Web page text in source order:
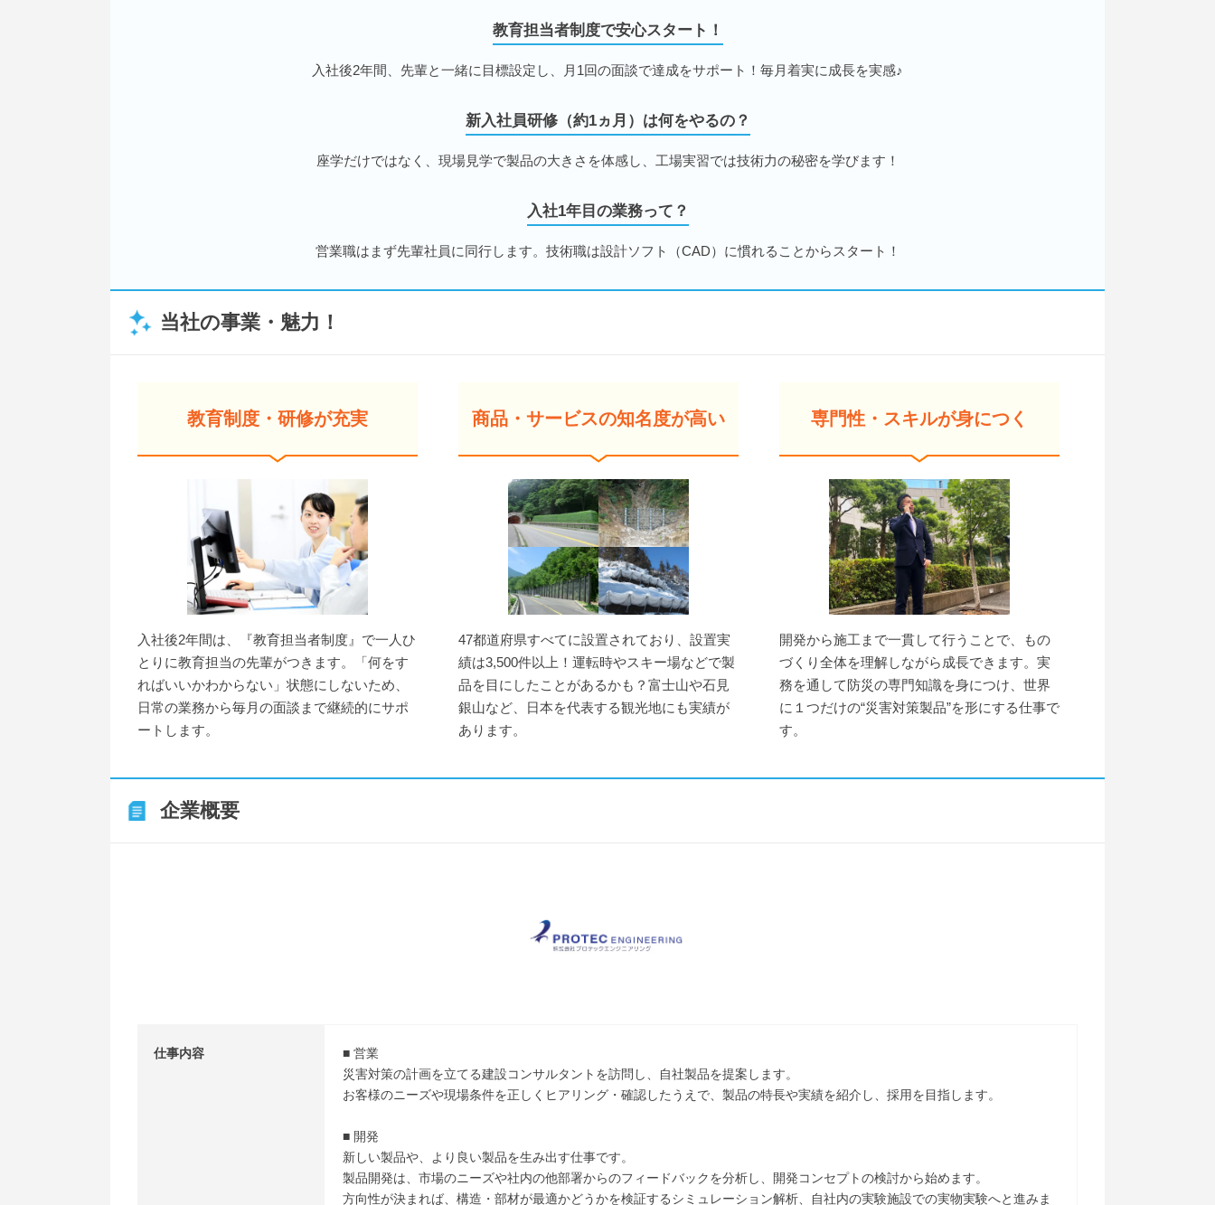
教育担当者制度で安心スタート！
入社後2年間、先輩と一緒に目標設定し、月1回の面談で達成をサポート！毎月着実に成長を実感♪
新入社員研修（約1ヵ月）は何をやるの？
座学だけではなく、現場見学で製品の大きさを体感し、工場実習では技術力の秘密を学びます！
入社1年目の業務って？
営業職はまず先輩社員に同行します。技術職は設計ソフト（CAD）に慣れることからスタート！
当社の事業・魅力！
教育制度・研修が充実
入社後2年間は、『教育担当者制度』で一人ひ
とりに教育担当の先輩がつきます。「何をす
ればいいかわからない」状態にしないため、
日常の業務から毎月の面談まで継続的にサポ
ートします。
商品・サービスの知名度が高い
47都道府県すべてに設置されており、設置実
績は3,500件以上！運転時やスキー場などで製
品を目にしたことがあるかも？富士山や石見
銀山など、日本を代表する観光地にも実績が
あります。
専門性・スキルが身につく
開発から施工まで一貫して行うことで、もの
づくり全体を理解しながら成長できます。実
務を通して防災の専門知識を身につけ、世界
に１つだけの“災害対策製品”を形にする仕事で
す。
企業概要
仕事内容
■ 営業
災害対策の計画を立てる建設コンサルタントを訪問し、自社製品を提案します。
お客様のニーズや現場条件を正しくヒアリング・確認したうえで、製品の特長や実績を紹介し、採用を目指します。
■ 開発
新しい製品や、より良い製品を生み出す仕事です。
製品開発は、市場のニーズや社内の他部署からのフィードバックを分析し、開発コンセプトの検討から始めます。
方向性が決まれば、構造・部材が最適かどうかを検証するシミュレーション解析、自社内の実験施設での実物実験へと進みま